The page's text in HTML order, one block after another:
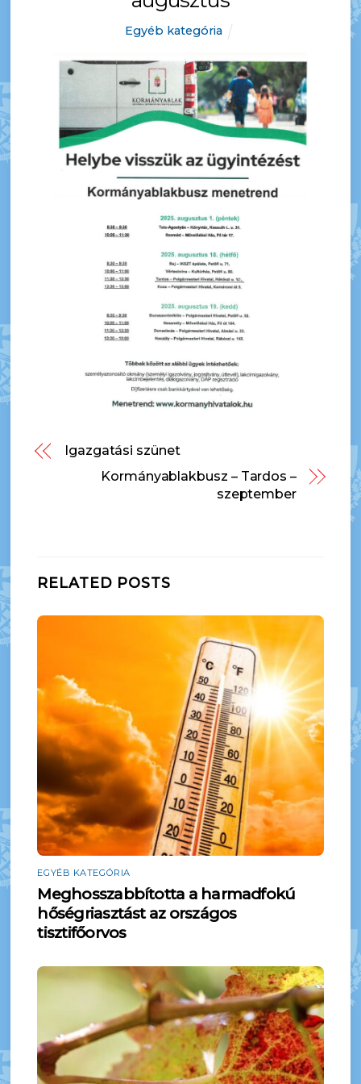
Egyéb kategória
Igazgatási szünet
Kormányablakbusz – Tardos –
szeptember
RELATED POSTS
EGYÉB KATEGÓRIA
Meghosszabbította a harmadfokú
hőségriasztást az országos
tisztifőorvos